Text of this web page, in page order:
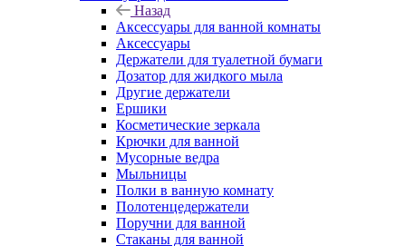
Назад
Аксессуары для ванной комнаты
Аксессуары
Держатели для туалетной бумаги
Дозатор для жидкого мыла
Другие держатели
Ершики
Косметические зеркала
Крючки для ванной
Мусорные ведра
Мыльницы
Полки в ванную комнату
Полотенцедержатели
Поручни для ванной
Стаканы для ванной